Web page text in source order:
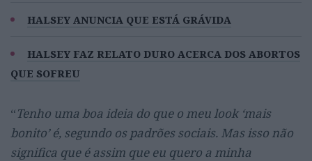
HALSEY ANUNCIA QUE ESTÁ GRÁVIDA
HALSEY FAZ RELATO DURO ACERCA DOS ABORTOS
QUE SOFREU
“Tenho uma boa ideia do que o meu look ‘mais
bonito’ é, segundo os padrões sociais. Mas isso não
significa que é assim que eu quero a minha